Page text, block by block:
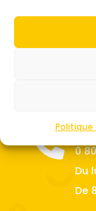
Politique

0
Du
De